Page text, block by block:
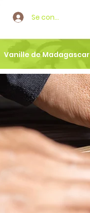
Se connecter
Vanille de Madagascar